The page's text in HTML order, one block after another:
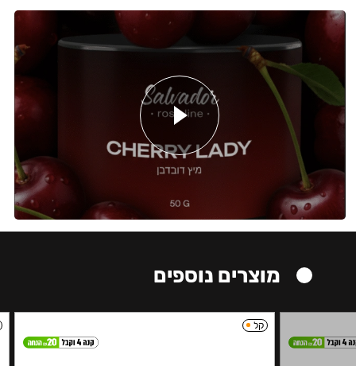
מוצרים נוספים
קל